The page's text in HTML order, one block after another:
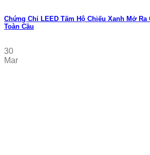
Chứng Chỉ LEED Tấm Hộ Chiếu Xanh Mở
Toàn Cầu
30
Mar